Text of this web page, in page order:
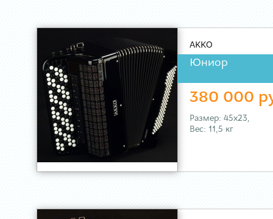
AKKO
Юниор
380 000
Размер: 45х23,
Вес: 11,5 кг